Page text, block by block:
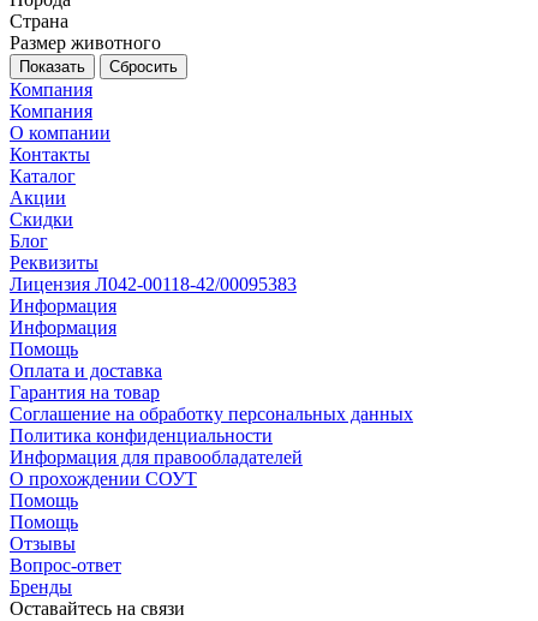
Страна
Размер животного
Сбросить
Компания
Компания
О компании
Контакты
Каталог
Акции
Скидки
Блог
Реквизиты
Лицензия Л042-00118-42/00095383
Информация
Информация
Помощь
Оплата и доставка
Гарантия на товар
Соглашение на обработку персональных данных
Политика конфиденциальности
Информация для правообладателей
О прохождении СОУТ
Помощь
Помощь
Отзывы
Вопрос-ответ
Бренды
Оставайтесь на связи